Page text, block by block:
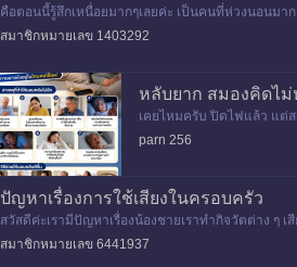
คือตอนนี้รู้สึกเหนื่อยมากๆเลยค่ะ เป็นคนที่ห่วงนอนม
รู้จะทำยั
สมาชิกหมายเลข 1403292
หลับยาก สมองคิดไม่
เคยไหมครับ ปิดไฟแล้ว แต่
แค่คิดมากครับ หลายครั้งคือร
parn 256
ปัญหาเรื่องการใช้เสียงในครอบครัว
สวัสดีค่ะเรามีปัญหาเรื่องน้องชายเราทำกิจวัตต่าง ๆ
อนห้องนึง ซึ่งท
สมาชิกหมายเลข 6441937